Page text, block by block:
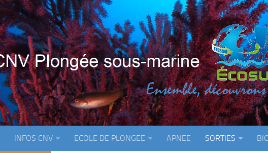
INFOS CNV ECOLE DE PLONGEE APNEE SORTIES